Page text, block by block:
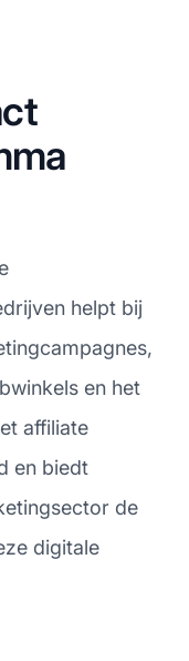
helpt bij
en het
affiliate
en biedt
de
digitale